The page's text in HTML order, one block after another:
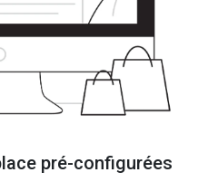
pré-configurées